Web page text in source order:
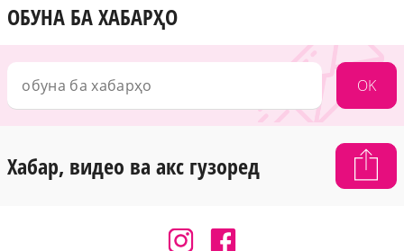
ОБУНА БА ХАБАРҲО
OK
Хабар, видео ва акс гузоред